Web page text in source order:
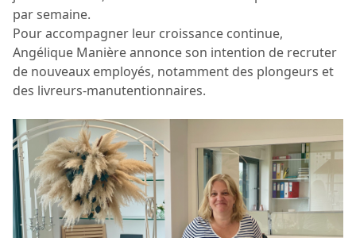
par semaine.
Pour accompagner leur croissance continue,
Angélique Manière annonce son intention de recruter
de nouveaux employés, notamment des plongeurs et
des livreurs-manutentionnaires.